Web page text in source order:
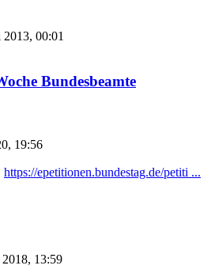
2013, 00:01
Bundesbeamte
19:56
https://epetitionen.bundestag.de/petiti ...
2018, 13:59